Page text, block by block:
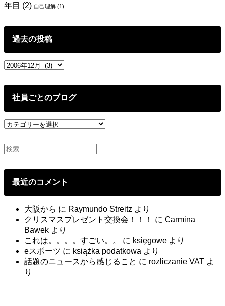
年目 (2) 自己理解 (1)
過去の投稿
過
の
社員ごとのブログ
社
ご
と
グ
最近のコメント
大阪から に Raymundo Streitz より
クリスマスプレゼント交換会！！！
に Carmina
Bawek より
これは。。。。すごい。。
に księgowe より
eスポーツ に książka podatkowa より
話題のニュースから感じること に rozliczanie VAT よ
り